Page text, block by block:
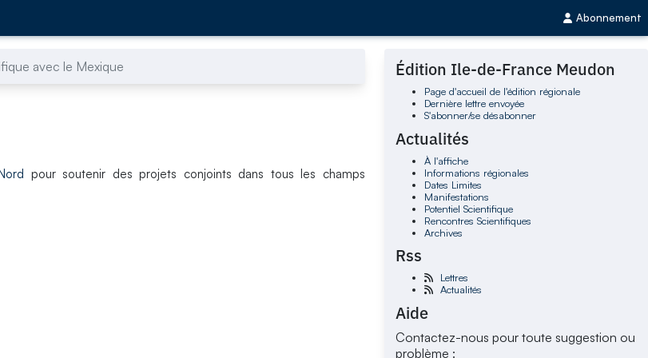
Abonnement
avec le Mexique
pour soutenir des projets conjoints dans tous les champs
Édition Ile-de-France Meudon
Page d'accueil de l'édition régionale
Dernière lettre envoyée
S'abonner/se désabonner
Actualités
À l'affiche
Informations régionales
Dates Limites
Manifestations
Potentiel Scientifique
Rencontres Scientifiques
Archives
Rss
Lettres
Actualités
Aide
Contactez-nous pour toute suggestion ou
problème :